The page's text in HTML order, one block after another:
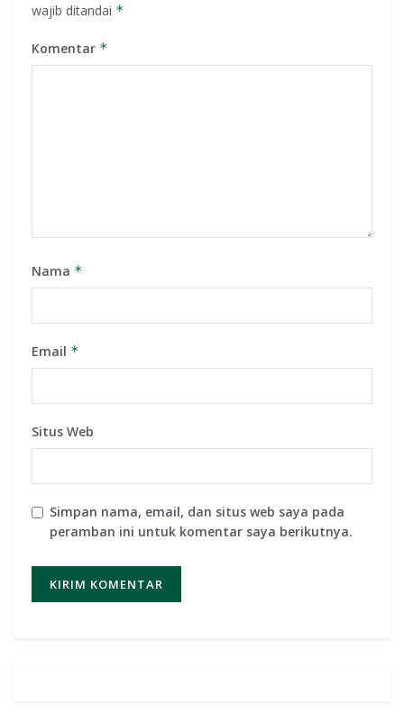
wajib ditandai *
Komentar *
Nama *
Email *
Situs Web
Simpan nama, email, dan situs web saya pada
peramban ini untuk komentar saya berikutnya.